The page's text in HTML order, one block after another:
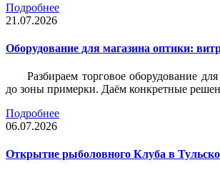
Подробнее
21.07.2026
Оборудование для магазина оптики:
Разбираем торговое оборудование
до зоны примерки. Даём конкретные
Подробнее
06.07.2026
Открытие рыболовного Клуба в